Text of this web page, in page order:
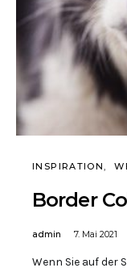
INSPIRATION
Border
admin 7. Mai 2021
Wenn Sie auf der